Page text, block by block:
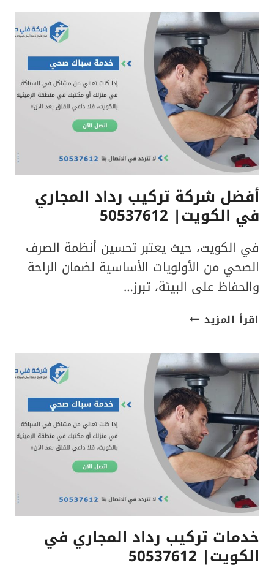
المجاري
باستخدام
أحدث
التقنيات
في
الكويت|
50537612
أفضل شركة تركيب رداد المجاري
في الكويت| 50537612
في الكويت، حيث يعتبر تحسين أنظمة الصرف
الصحي من الأولويات الأساسية لضمان الراحة
والحفاظ على البيئة، تبرز…
اقرأ المزيد أفضل
رداد
المجاري
في
الكويت|
50537612
خدمات تركيب رداد المجاري في
الكويت| 50537612